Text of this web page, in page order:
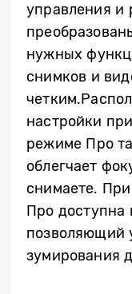
управления
нужных
снимков и
настройки
режиме Про
облегчает
снимаете.
Про доступна
позволяющий
зумирования